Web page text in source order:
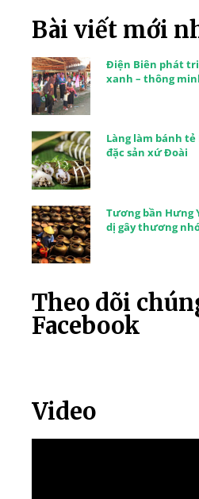
Bài viết mới
Điện Biên phát
xanh – thông
Làng làm bánh
đặc sản xứ Đoài
Tương bần Hưng
dị gây thương
Theo dõi
Facebook
Video